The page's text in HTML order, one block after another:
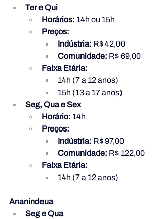
Ter e Qui
Horários: 14h ou 15h
Preços:
Indústria: R$ 42,00
Comunidade: R$ 69,00
Faixa Etária:
14h (7 a 12 anos)
15h (13 a 17 anos)
Seg, Qua e Sex
Horário: 14h
Preços:
Indústria: R$ 97,00
Comunidade: R$ 122,00
Faixa Etária:
14h (7 a 12 anos)
Ananindeua
Seg e Qua